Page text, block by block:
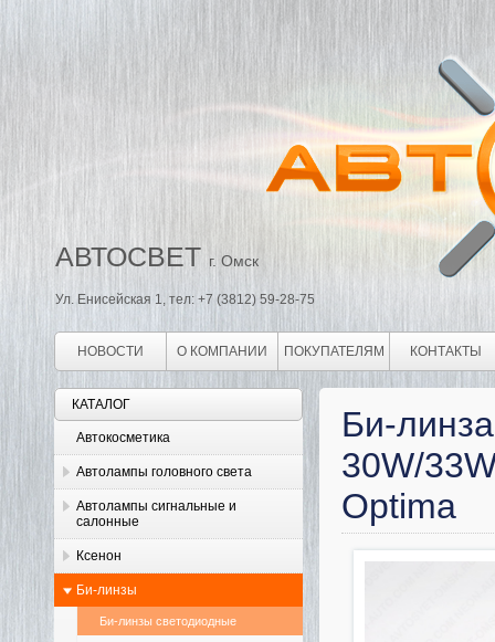
АВТОСВЕТ г. Омск
Ул. Енисейская 1, тел: +7 (3812) 59-28-75
НОВОСТИ О КОМПАНИИ ПОКУПАТЕЛЯМ КОНТАКТЫ
КАТАЛОГ
Автокосметика
Автолампы головного света
Автолампы сигнальные и
салонные
Ксенон
Би-линзы
Би-линзы светодиодные
Би-
30W/
Optima